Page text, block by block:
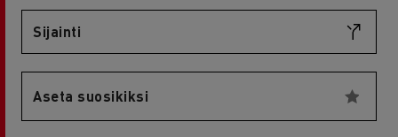
Sijainti
Aseta suosikiksi